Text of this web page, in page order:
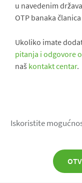
u navedenim
OTP banaka članica
Ukoliko imate
pitanja i odgovore
naš kontakt centar.
Iskoristite